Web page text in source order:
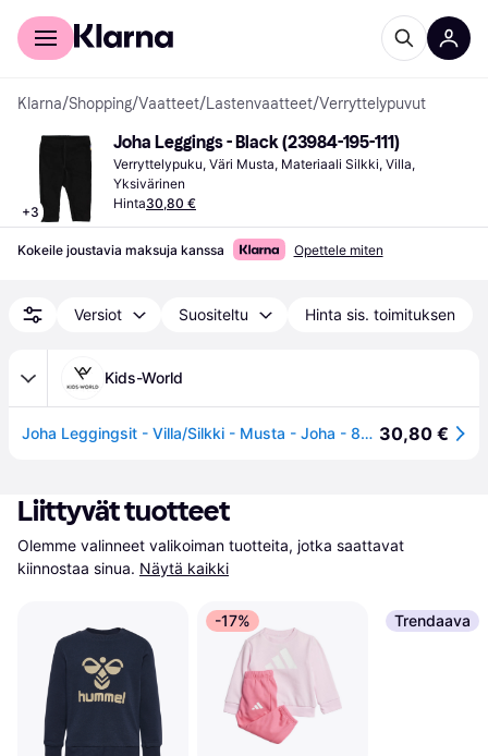
Kuluttajille
Klarna/Shopping/Vaatteet/Lastenvaatteet/Verryttelypuvut
+3
Joha Leggings - Black (23984-195-111)
Verryttelypuku, Väri Musta, Materiaali Silkki, Villa,
Yksivärinen
Hinta30,80 €
Kokeile joustavia maksuja kanssa Opettele miten
Versiot Suositeltu Hinta sis. toimituksen
Kids-World
Joha Leggingsit - Villa/Silkki - Musta - Joha - 80 - Leggingsit - Villa 30,80 €
Liittyvät tuotteet
Olemme valinneet valikoiman tuotteita, jotka saattavat
kiinnostaa sinua. Näytä kaikki
-17% Trendaava